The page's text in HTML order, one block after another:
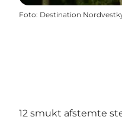
Foto: Destination
12 smukt afstemte